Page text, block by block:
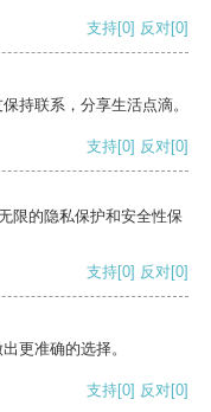
支持[0] 反对[0]
持联系，分享生活点滴。
支持[0] 反对[0]
限的隐私保护和安全性保
支持[0] 反对[0]
更准确的选择。
支持[0] 反对[0]